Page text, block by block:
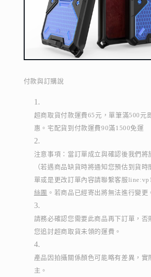
付款與訂購說
超商取貨付款運費65元，單筆滿500元
惠。宅配貨到付款運費90滿1500免運
注意事項：當訂單成立與確認後我們將
（若遇商品缺貨時將通知您預估到貨
單或是更改訂單內容請聯繫客服
絲團 。若商品已經寄出將無法進行變更
請務必確認您需要此商品再下訂單，否
您追討超商取貨未領的運費。
產品因拍攝關係顏色可能略有差異，實
主。